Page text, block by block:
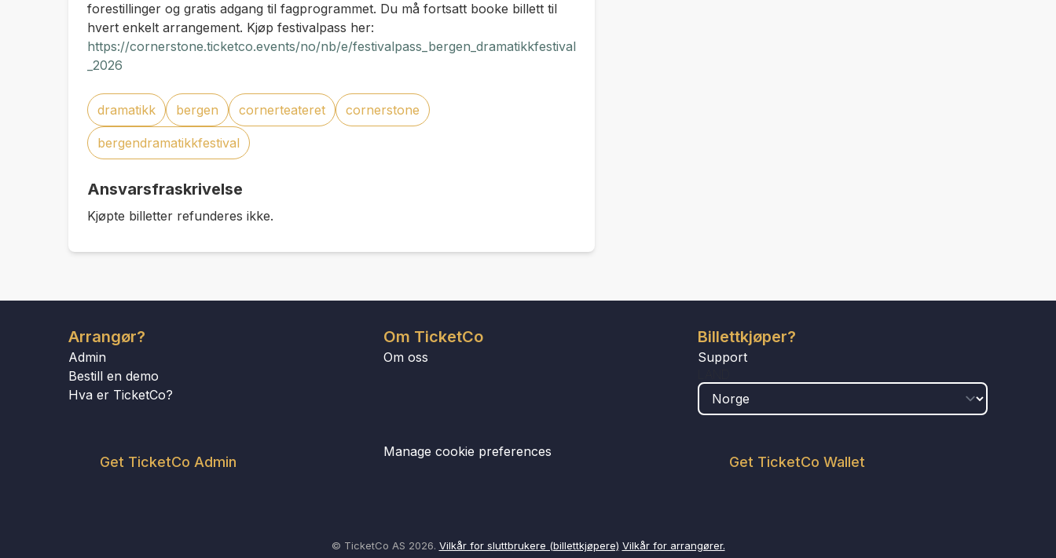
forestillinger og gratis adgang til fagprogrammet. Du må fortsatt booke billett til
hvert enkelt arrangement. Kjøp festivalpass her:
https://cornerstone.ticketco.events/no/nb/e/festivalpass_bergen_dramatikkfestival
_2026
dramatikk bergen cornerteateret cornerstone
bergendramatikkfestival
Ansvarsfraskrivelse
Kjøpte billetter refunderes ikke.
Arrangør?
Admin
Bestill en demo
Hva er TicketCo?
Get TicketCo Admin
Om TicketCo
Om oss
Manage cookie preferences
Billettkjøper?
Support
Get TicketCo Wallet
© TicketCo AS 2026. Vilkår for sluttbrukere (billettkjøpere) Vilkår for arrangører.